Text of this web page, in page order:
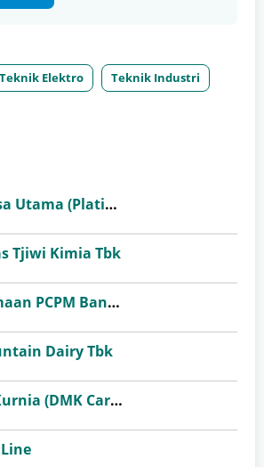
Teknik Elektro Teknik Industri
PT Mitra Nuansa Utama (Platinum Ceramics Group)
Tjiwi Kimia Tbk
Seleksi Penerimaan PCPM Bank Indonesia Angkatan 41
Dairy Tbk
PT Dian Mega Kurnia (DMK Cargo)